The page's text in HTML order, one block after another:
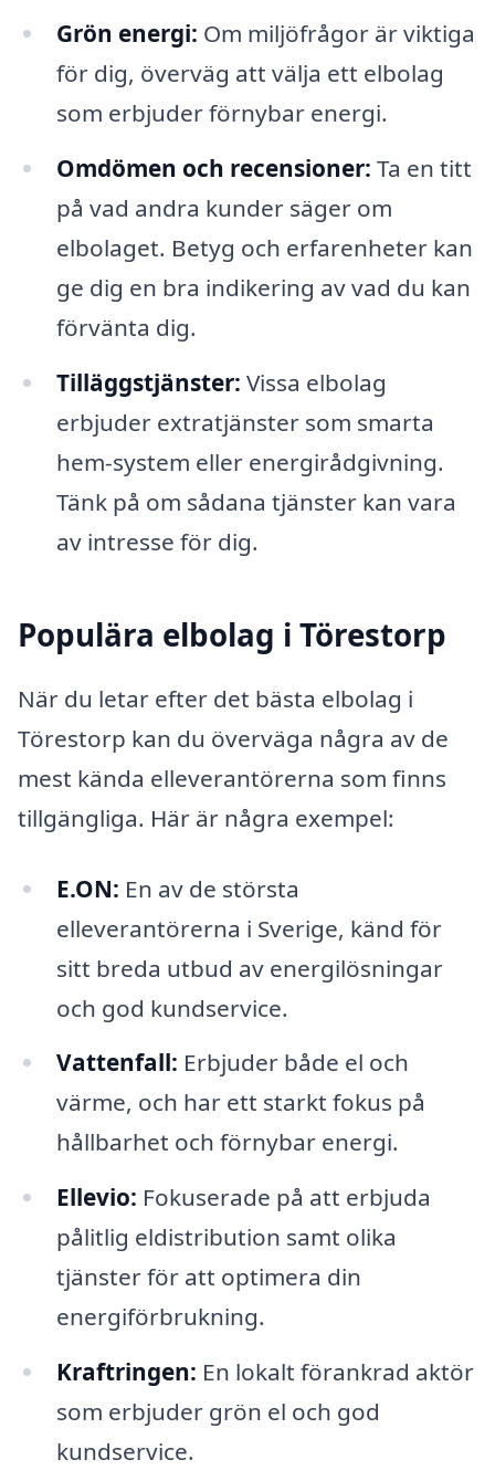
Grön energi: Om miljöfrågor är viktiga
för dig, överväg att välja ett elbolag
som erbjuder förnybar energi.
Omdömen och recensioner: Ta en titt
på vad andra kunder säger om
elbolaget. Betyg och erfarenheter kan
ge dig en bra indikering av vad du kan
förvänta dig.
Tilläggstjänster: Vissa elbolag
erbjuder extratjänster som smarta
hem-system eller energirådgivning.
Tänk på om sådana tjänster kan vara
av intresse för dig.
Populära elbolag i Törestorp
När du letar efter det bästa elbolag i
Törestorp kan du överväga några av de
mest kända elleverantörerna som finns
tillgängliga. Här är några exempel:
E.ON: En av de största
elleverantörerna i Sverige, känd för
sitt breda utbud av energilösningar
och god kundservice.
Vattenfall: Erbjuder både el och
värme, och har ett starkt fokus på
hållbarhet och förnybar energi.
Ellevio: Fokuserade på att erbjuda
pålitlig eldistribution samt olika
tjänster för att optimera din
energiförbrukning.
Kraftringen: En lokalt förankrad aktör
som erbjuder grön el och god
kundservice.